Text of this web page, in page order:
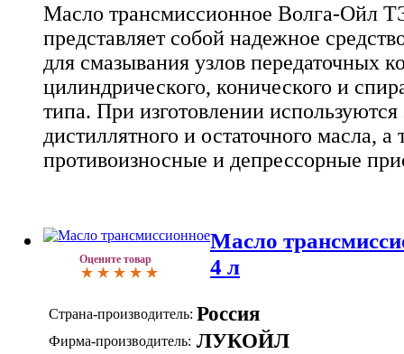
Масло трансмиссионное Волга-Ойл
представляет собой надежное
для смазывания узлов передаточных
цилиндрического, конического и
типа. При изготовлении используются
дистиллятного и остаточного масла, а
противоизносные и депрессорные
Оцените товар
Масло
4 л
Страна-производитель: Россия
Фирма-производитель: ЛУКОЙЛ